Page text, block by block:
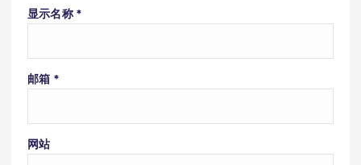
显示名称 *
邮箱 *
网站